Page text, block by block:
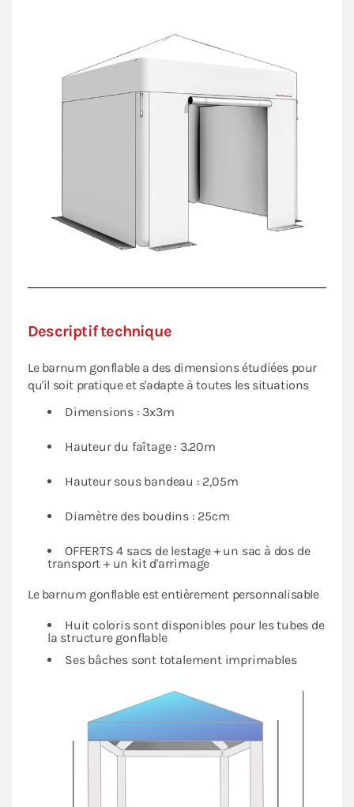
création d’un visuel sur-mesure pour un support
publicitaire impactant,
100% à votre image
soit pour une campagne marketing ou un événement
incontournable.
Descriptif technique
Le barnum gonflable a des dimensions étudiées pour
qu'il soit pratique et s'adapte à toutes les situations
Dimensions : 3x3m
Hauteur du faîtage : 3.20m
Hauteur sous bandeau : 2,05m
Diamètre des boudins : 25cm
OFFERTS 4 sacs de lestage + un sac à dos de
transport + un kit d'arrimage
Le barnum gonflable est entièrement personnalisable
Huit coloris sont disponibles pour les tubes de
la structure gonflable
Ses bâches sont totalement imprimables